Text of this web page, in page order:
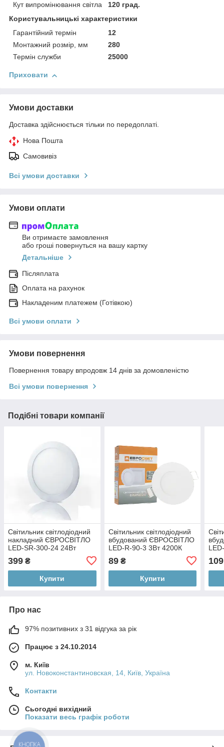
Кут випромінювання світла
120 град.
Користувальницькі характеристики
Гарантійний термін
12
Монтажний розмір, мм
280
Термін служби
25000
Приховати
Умови доставки
Доставка здійснюється тільки по передоплаті.
Нова Пошта
Самовивіз
Всі умови доставки
Умови оплати
Ви отримаєте замовлення
або гроші повернуться на вашу картку
Детальніше
Післяплата
Оплата на рахунок
Накладеним платежем (Готівкою)
Всі умови оплати
Умови повернення
Повернення товару впродовж 14 днів за домовленістю
Всі умови повернення
Подібні товари компанії
Світильник світлодіодний
накладний ЄВРОСВІТЛО
LED-SR-300-24 24Вт
(000039193)
399 ₴
Купити
Світильник світлодіодний
вбудований ЄВРОСВІТЛО
LED-R-90-3 3Вт 4200К
89₴
Купити
109
Про нас
97% позитивних з 31 відгука за рік
Працює з 24.10.2014
м. Київ
ул. Новоконстантиновская, 14, Київ, Україна
Контакти
Сьогодні вихідний
Показати весь графік роботи
КНОПКА